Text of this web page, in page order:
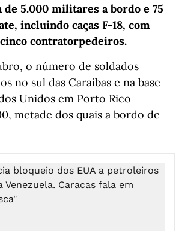
de 5.000 militares a bordo e 75
incluindo caças F-18, com
contratorpedeiros.
o número de soldados
no sul das Caraíbas e na base
Unidos em Porto Rico
metade dos quais a bordo de